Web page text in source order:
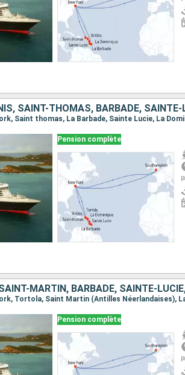
Pension complète
Pension complète